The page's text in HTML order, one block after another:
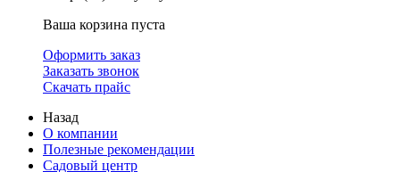
Ваша корзина пуста
Оформить заказ
Заказать звонок
Скачать прайс
Назад
О компании
Полезные рекомендации
Садовый центр